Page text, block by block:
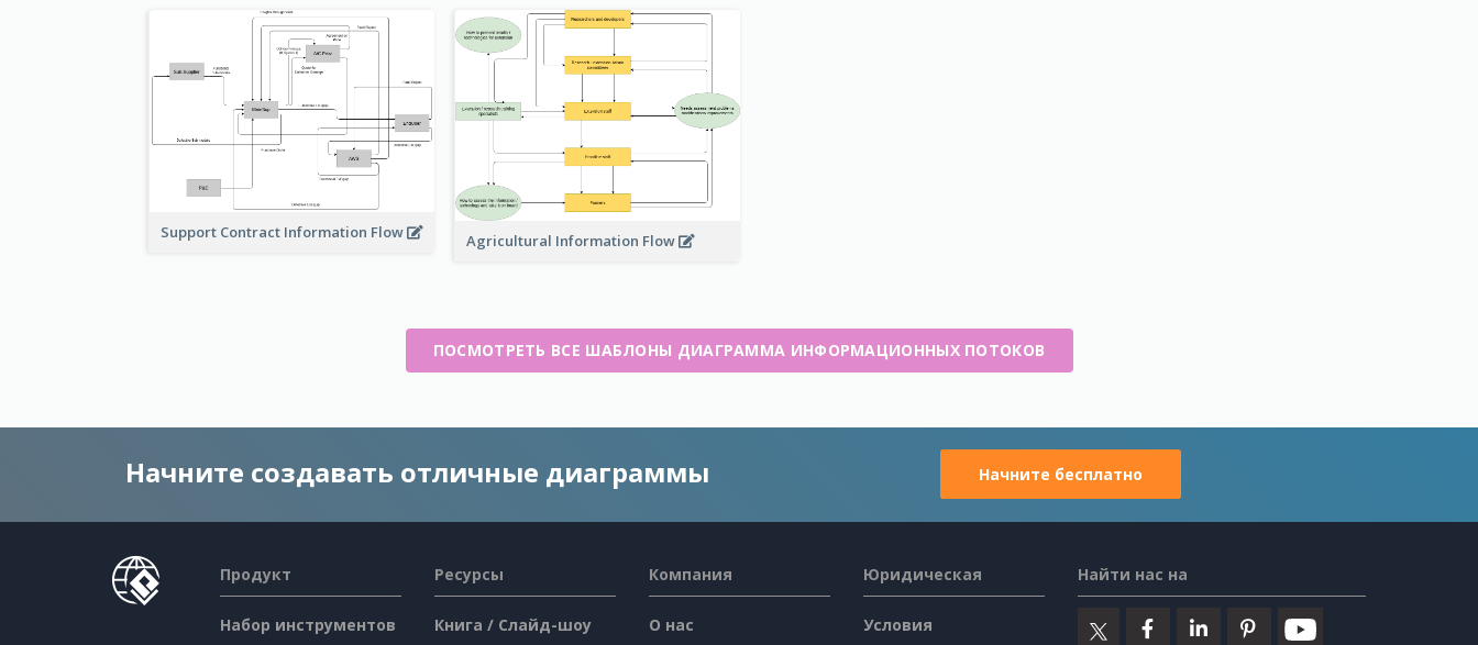
Support Contract Information Flow Agricultural Information Flow
ПОСМОТРЕТЬ ВСЕ ШАБЛОНЫ ДИАГРАММА ИНФОРМАЦИОННЫХ ПОТОКОВ
Начните создавать отличные диаграммы Начните бесплатно
Продукт
Набор инструментов
Ресурсы
Книга / Слайд-шоу
Компания
О нас
Юридическая
Условия
Найти нас на